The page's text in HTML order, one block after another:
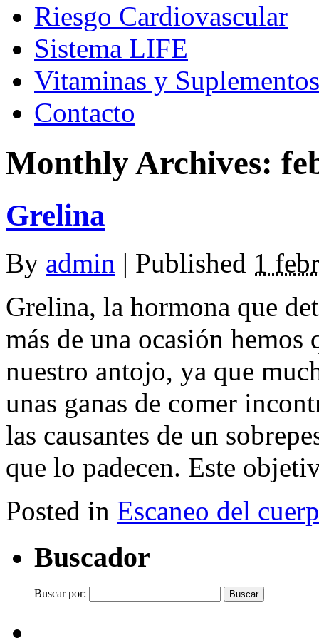
Riesgo Cardiovascular
Sistema LIFE
Vitaminas y Suplementos
Contacto
Monthly Archives:
Grelina
By admin | Published 1
Grelina, la hormona que
más de una ocasión
nuestro antojo, ya que
unas ganas de comer
las causantes de un
que lo padecen. Este
Posted in Escaneo del
Buscador
Buscar por: